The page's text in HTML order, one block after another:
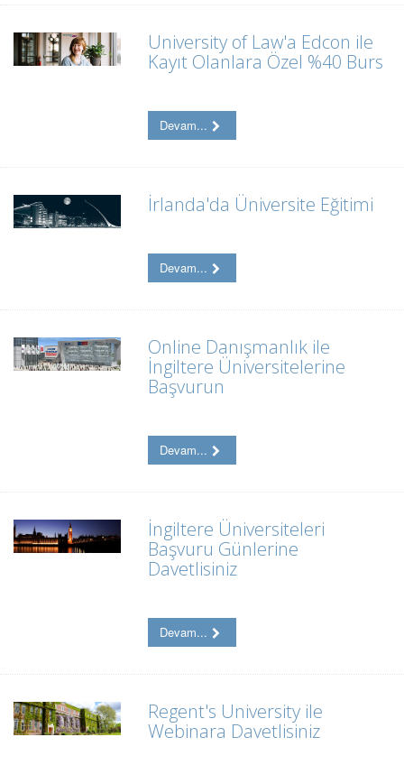
University of Law'a Edcon ile
Kayıt Olanlara Özel %40 Burs
Devam...
İrlanda'da Üniversite Eğitimi
Devam...
Online Danışmanlık ile
İngiltere Üniversitelerine
Başvurun
Devam...
İngiltere Üniversiteleri
Başvuru Günlerine
Davetlisiniz
Devam...
Regent's University ile
Webinara Davetlisiniz